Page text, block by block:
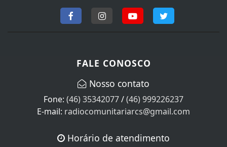
FALE CONOSCO
Nosso contato
Fone: (46) 35342077/(46) 999226237
E-mail: radiocomunitariarcs@gmail.com
Horário de atendimento